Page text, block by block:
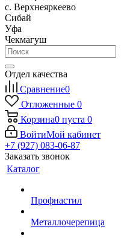
с. Верхнеяркеево
Сибай
Уфа
Чекмагуш
Отдел качества
Сравнение0
Отложенные 0
Корзина0 пуста 0
ВойтиМой кабинет
+7 (927) 083-06-87
Заказать звонок
Каталог
Профнастил
Металлочерепица